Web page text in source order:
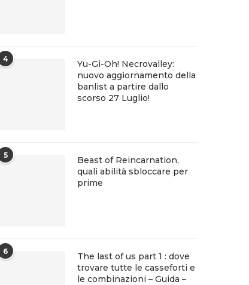
4
Yu-Gi-Oh! Necrovalley:
nuovo aggiornamento della
banlist a partire dallo
scorso 27 Luglio!
5
Beast of Reincarnation,
quali abilità sbloccare per
prime
6
The last of us part 1 : dove
trovare tutte le casseforti e
le combinazioni – Guida –